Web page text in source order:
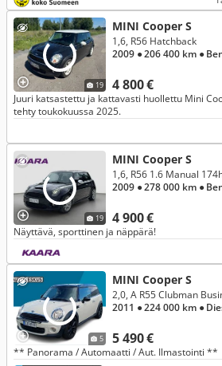
19
MINI Cooper S
4 800 €
1,6, R56 Hatchback
2009 ● 206 400 km ●
Juuri katsastettu ja kattavasti huollettu Mini
tehty toukokuussa 2025.
19
MINI Cooper S
4 900 €
2009 ● 278 000 km ●
Näyttävä, sporttinen ja näppärä!
5
MINI Cooper S
5 490 €
2,0, A R55 Clubman
2011 ● 224 000 km ●
** Panorama / Automaatti / Aut. Ilmastointi **